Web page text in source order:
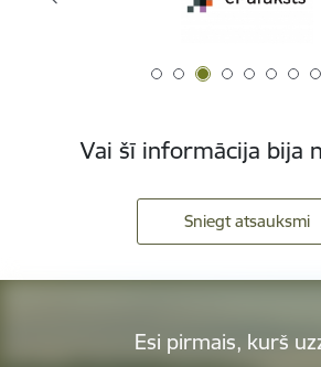
Vai šī informācija bija
Sniegt atsauksmi
Esi pirmais, kurš